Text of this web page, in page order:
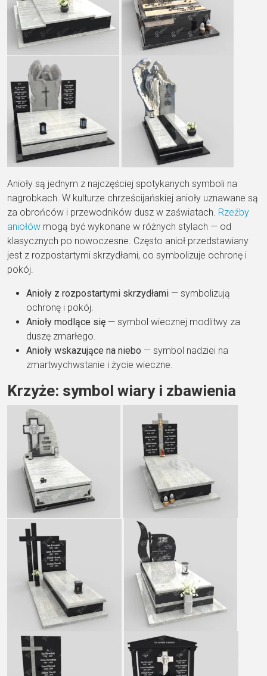
Anioły są jednym z najczęściej spotykanych symboli na
nagrobkach. W kulturze chrześcijańskiej anioły uznawane są
za obrońców i przewodników dusz w zaświatach. Rzeźby
aniołów mogą być wykonane w różnych stylach — od
klasycznych po nowoczesne. Często anioł przedstawiany
jest z rozpostartymi skrzydłami, co symbolizuje ochronę i
pokój.
Anioły z rozpostartymi skrzydłami — symbolizują
ochronę i pokój.
Anioły modlące się — symbol wiecznej modlitwy za
duszę zmarłego.
Anioły wskazujące na niebo — symbol nadziei na
zmartwychwstanie i życie wieczne.
Krzyże: symbol wiary i zbawienia